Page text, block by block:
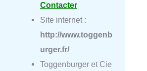
Contacter
Site internet :
http://www.toggenb
urger.fr/
Toggenburger et Cie